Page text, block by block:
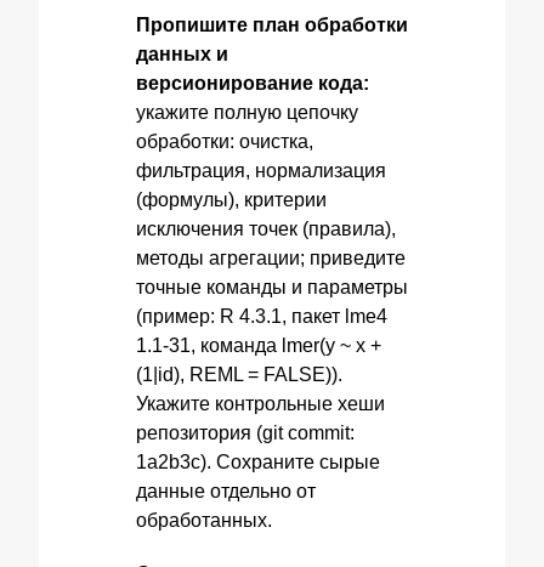
Пропишите план обработки
данных и
версионирование кода:
укажите полную цепочку
обработки: очистка,
фильтрация, нормализация
(формулы), критерии
исключения точек (правила),
методы агрегации; приведите
точные команды и параметры
(пример: R 4.3.1, пакет lme4
1.1‑31, команда lmer(y ~ x +
(1|id), REML = FALSE)).
Укажите контрольные хеши
репозитория (git commit:
1a2b3c). Сохраните сырые
данные отдельно от
обработанных.